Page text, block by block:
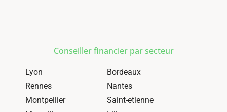
Conseiller financier par secteur
Lyon
Bordeaux
Rennes
Nantes
Montpellier
Saint-etienne